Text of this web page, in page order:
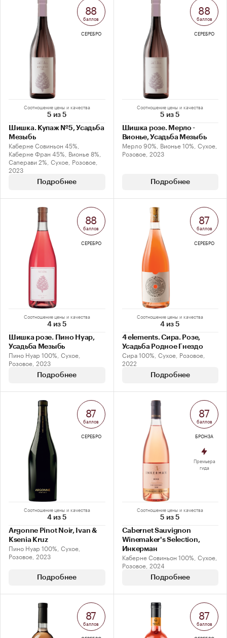
Соотношение цены и качества
5 из 5
Шишка. Купаж №5, Усадьба
Мезыбь
Каберне Совиньон 45%,
Каберне Фран 45%, Вионье 8%,
Саперави 2%, Сухое, Розовое,
2023
Подробнее
88
баллов
СЕРЕБРО
Соотношение цены и качества
5 из 5
Шишка розе. Мерло -
Вионье, Усадьба Мезыбь
Мерло 90%, Вионье 10%, Сухое,
Розовое, 2023
Подробнее
88
баллов
СЕРЕБРО
Соотношение цены и качества
4 из 5
Шишка розе. Пино Нуар,
Усадьба Мезыбь
Пино Нуар 100%, Сухое,
Розовое, 2023
Подробнее
88
баллов
СЕРЕБРО
Соотношение цены и качества
4 из 5
4 elements. Сира. Розе,
Усадьба Родное Гнездо
Сира 100%, Сухое, Розовое,
2022
Подробнее
87
баллов
СЕРЕБРО
Соотношение цены и качества
4 из 5
Argonne Pinot Noir, Ivan &
Ksenia Kruz
Пино Нуар 100%, Сухое,
Розовое, 2023
Подробнее
87
баллов
СЕРЕБРО
Соотношение цены и качества
5 из 5
Cabernet Sauvignon
Winemaker's Selection,
Инкерман
Каберне Совиньон 100%, Сухое,
Розовое, 2024
Подробнее
87
баллов
БРОНЗА
Премьера
гида
87
баллов
87
баллов